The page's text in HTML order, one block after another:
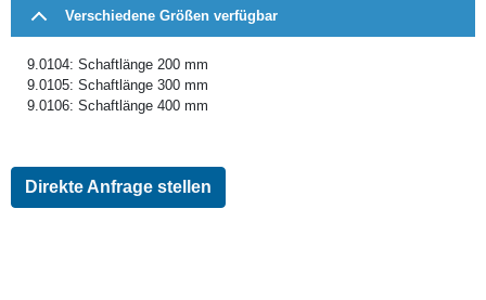
Verschiedene Größen verfügbar
9.0104: Schaftlänge 200 mm
9.0105: Schaftlänge 300 mm
9.0106: Schaftlänge 400 mm
Direkte Anfrage stellen